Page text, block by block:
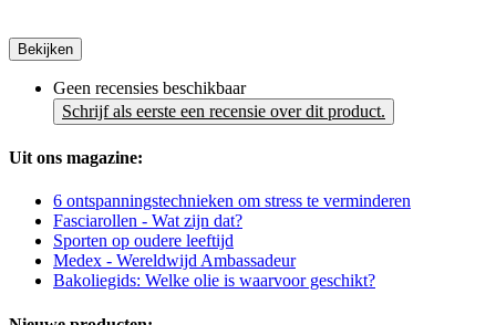
Bekijken
Geen recensies beschikbaar
Schrijf als eerste een recensie over dit product.
Uit ons magazine:
6 ontspanningstechnieken om stress te verminderen
Fasciarollen - Wat zijn dat?
Sporten op oudere leeftijd
Medex - Wereldwijd Ambassadeur
Bakoliegids: Welke olie is waarvoor geschikt?